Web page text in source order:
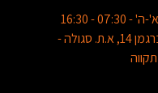
- 16:30
צבי ברגמן 14, א.ת. סגולה -